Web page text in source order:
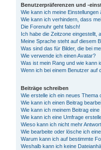
Benutzerpräferenzen und -
Wie kann ich meine Einstellungen
Wie kann ich verhindern, dass
Die Forenuhr geht falsch!
Ich habe die Zeitzone eingestellt,
Meine Sprache steht auf diesem
Was sind das für Bilder, die bei
Wie verwende ich einen Avatar?
Was ist mein Rang und wie kann
Wenn ich bei einem Benutzer auf
Beiträge schreiben
Wie erstelle ich ein neues Thema
Wie kann ich einen Beitrag
Wie kann ich meinem Beitrag
Wie kann ich eine Umfrage
Wieso kann ich nicht mehr
Wie bearbeite oder lösche ich
Warum kann ich auf bestimmte
Weshalb kann ich keine